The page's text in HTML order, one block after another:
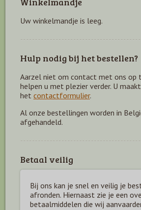
Uw winkelmandje is leeg.
Hulp nodig bij het bestellen?
Aarzel niet om contact met ons op
helpen u met plezier verder. U
het contactformulier.
Al onze bestellingen worden in
afgehandeld.
Betaal veilig
Bij ons kan je snel en veilig je
afronden. Hiernaast zie je een
betaalmiddelen die wij